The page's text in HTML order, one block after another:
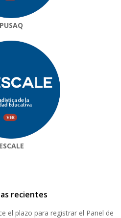
PUSAQ
ESCALE
recientes
el plazo para registrar el Panel de